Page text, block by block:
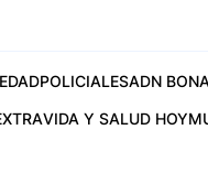
POLICIALESADN
VIDA Y SALUD HOY